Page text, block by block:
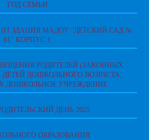
ГОД СЕМЬИ
ЗДАНИЯ МАДОУ "ДЕТСКИЙ САД №
81" КОРПУС 1
РОДИТЕЛЕЙ (ЗАКОННЫХ
ДЕТЕЙ ДОШКОЛЬНОГО ВОЗРАСТА,
УЧРЕЖДЕНИЕ
ДЕНЬ 2025
ОБРАЗОВАНИЯ